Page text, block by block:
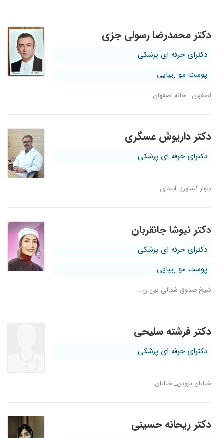
دکتر محمدرضا رسولی جزی
دکترای حرفه ای پزشکی
پوست مو زیبایی
اصفهان . خانه اصفهان...
دکتر داریوش عسگری
دکترای حرفه ای پزشکی
بلوار کشاورز، ابتدای...
دکتر نیوشا جانقربان
دکترای حرفه ای پزشکی
پوست مو زیبایی
شیخ صدوق شمالی بین ن...
دکتر فرشته سلیحی
دکترای حرفه ای پزشکی
خیابان پروین_ خیابان...
دکتر ریحانه حسینی